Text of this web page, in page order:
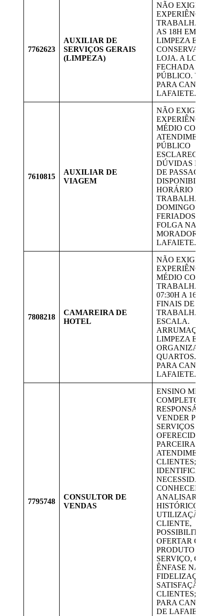
7762623
AUXILIAR DE
SERVIÇOS GERAIS
(LIMPEZA)
NÃO EXIGE
EXPERIÊNCIA;
TRABALHAR DE
AS 18H EM
LIMPEZA E
CONSERVAÇÃO
LOJA. A LOJA
FECHADA AO
PÚBLICO.
PARA
LAFAIETE.
7610815
AUXILIAR DE
VIAGEM
NÃO EXIGE
EXPERIÊNCIA.
MÉDIO
ATENDIMENTO
PÚBLICO
DÚVIDAS E
DE PASSAGENS.
HORÁRIO PARA
TRABALHAR
DOMINGOS E
FERIADOS COM
FOLGA NA
MORADORES DE
LAFAIETE.
7808218
CAMAREIRA DE
HOTEL
NÃO EXIGE
EXPERIÊNCIA;
MÉDIO
TRABALHAR DE
07:30H A 16:30H
FINAIS DE
TRABALHA POR
ESCALA.
ARRUMAÇÃO,
LIMPEZA E
ORGANIZAÇÃO
QUARTOS.
PARA
LAFAIETE.
7795748
CONSULTOR DE
VENDAS
ENSINO MÉDIO
COMPLETO;
RESPONSÁVEL
VENDER
SERVIÇOS
OFERECIDOS
PARCEIRA VIVO;
ATENDIMENTO
CLIENTES;
IDENTIFICAR AS
NECESSIDADES,
CONHECER O
ANALISAR O
HISTÓRICO DE
UTILIZAÇÃO DO
CLIENTE,
OFERTAR O
PRODUTO E/OU
SERVIÇO, COM
ÊNFASE NA
FIDELIZAÇÃO E
SATISFAÇÃO
CLIENTES;
PARA
DE LAFAIETE.